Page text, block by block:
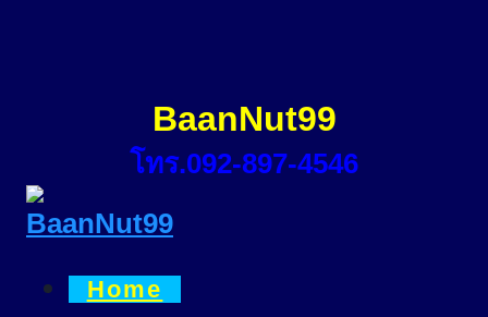
BaanNut99
โทร.092-897-4546
Home